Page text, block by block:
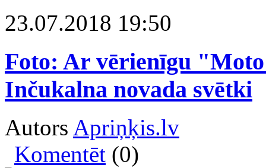
23.07.2018 19:50
Foto: Ar vērienīgu
Inčukalna novada svētki
Autors Apriņķis.lv
Komentēt (0)